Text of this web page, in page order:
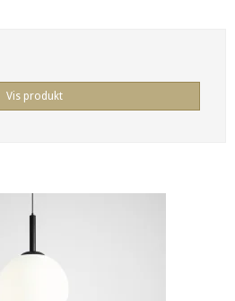
Vis produkt